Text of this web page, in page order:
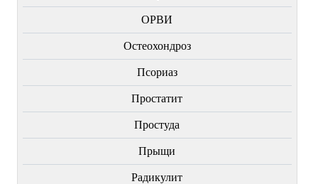
ОРВИ
Остеохондроз
Пcориаз
Простатит
Простуда
Прыщи
Радикулит